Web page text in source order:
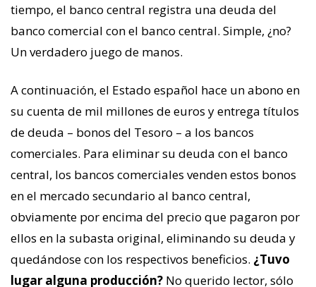
tiempo, el banco central registra una deuda del
banco comercial con el banco central. Simple, ¿no?
Un verdadero juego de manos.
A continuación, el Estado español hace un abono en
su cuenta de mil millones de euros y entrega títulos
de deuda – bonos del Tesoro – a los bancos
comerciales. Para eliminar su deuda con el banco
central, los bancos comerciales venden estos bonos
en el mercado secundario al banco central,
obviamente por encima del precio que pagaron por
ellos en la subasta original, eliminando su deuda y
quedándose con los respectivos beneficios. ¿Tuvo
lugar alguna producción? No querido lector, sólo